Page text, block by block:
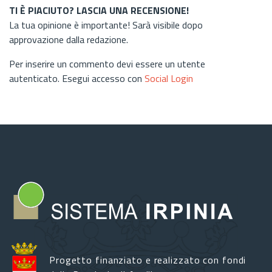
TI È PIACIUTO? LASCIA UNA RECENSIONE!
La tua opinione è importante! Sarà visibile dopo
approvazione dalla redazione.
Per inserire un commento devi essere un utente
autenticato. Esegui accesso con Social Login
Progetto finanziato e realizzato con fondi